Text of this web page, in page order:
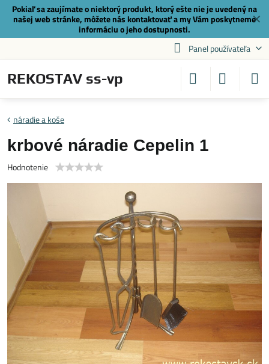
✕
Pokiaľ sa zaujímate o niektorý produkt, ktorý ešte nie je uvedený na
našej web stránke, môžete nás kontaktovaťa my Vám poskytneme
informáciu o jeho dostupnosti.
Panel používateľa
REKOSTAV ss-vp
náradie a koše
krbové náradie Cepelin 1
Hodnotenie